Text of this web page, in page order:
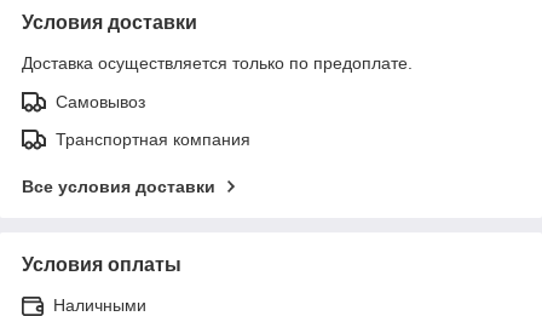
Условия доставки
Доставка осуществляется только по предоплате.
Самовывоз
Транспортная компания
Все условия доставки
Условия оплаты
Наличными